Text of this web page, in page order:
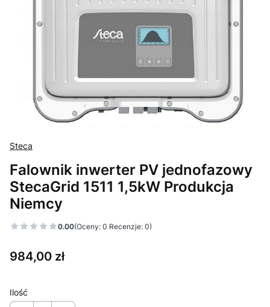
Steca
Falownik inwerter PV jednofazowy
StecaGrid 1511 1,5kW Produkcja
Niemcy
0.00(Oceny: 0 Recenzje: 0)
Cena
984,00 zł
Ilość